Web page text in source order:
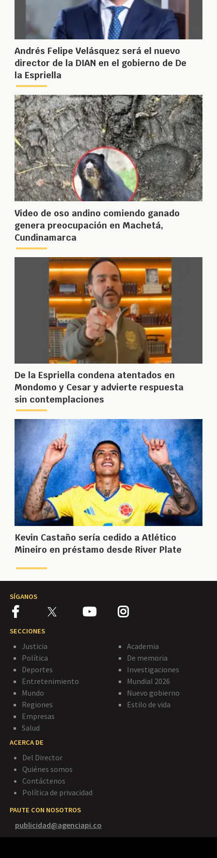
Andrés Felipe Velásquez será el nuevo
director de la DIAN en el gobierno de De
la Espriella
Video de oso andino comiendo ganado
genera preocupación en Machetá,
Cundinamarca
De la Espriella condena atentados en
Mondomo y Cesar y advierte respuesta
sin contemplaciones
Kevin Castaño sería cedido a Atlético
Mineiro en préstamo desde River Plate
SÍGANOS
SECCIONES
Justicia
Política
Deportes
Entretenimiento
Mundo
Regiones
Empresas
Salud
Academia
De memoria
Investigaciones
Mundial 2026
Nuevo gobierno
Estilo de vida
ACERCA DE
Del Director
Quiénes somos
Contáctenos
Política de privacidad
PAUTE CON NOSOTROS
publicidad@agenciapi.co